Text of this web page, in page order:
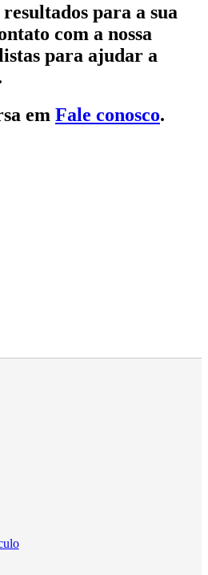
para a sua
com a nossa
para ajudar a
em Fale conosco.